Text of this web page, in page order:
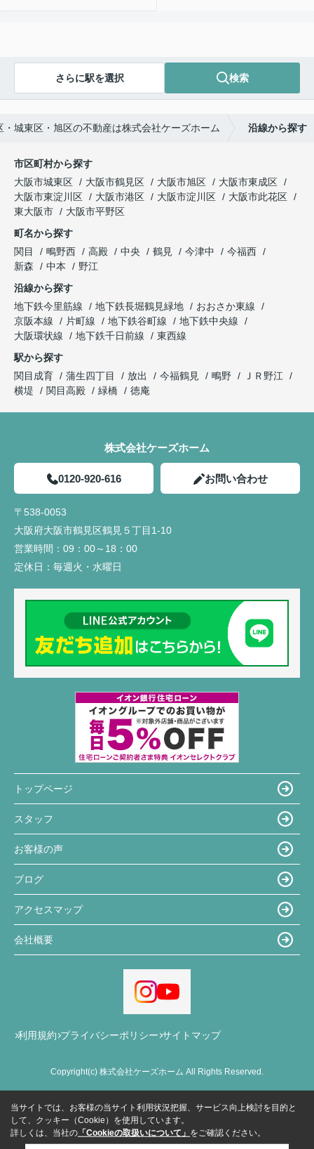
さらに駅を選択 検索
・城東区・旭区の不動産は株式会社ケーズホーム 沿線から探す
市区町村から探す
大阪市城東区
大阪市鶴見区 大阪市旭区
大阪市東成区
大阪市東淀川区
大阪市港区 大阪市淀川区
大阪市此花区
東大阪市
大阪市平野区
町名から探す
関目
鴫野西 高殿 中央 鶴見 今津中
今福西
新森
中本
野江
沿線から探す
地下鉄今里筋線
地下鉄長堀鶴見緑地
おおさか東線
京阪本線
片町線 地下鉄谷町線
地下鉄中央線
大阪環状線
地下鉄千日前線
東西線
駅から探す
関目成育
蒲生四丁目 放出 今福鶴見 鴫野
ＪＲ野江
横堤
関目高殿 緑橋 徳庵
株式会社ケーズホーム
0120-920-616 お問い合わせ
〒538-0053
大阪府大阪市鶴見区鶴見５丁目1-10
営業時間： 09：00～18：00
定休日： 毎週火・水曜日
トップページ
スタッフ
お客様の声
ブログ
アクセスマップ
会社概要
利用規約 プライバシーポリシー サイトマップ
Copyright(c) 株式会社ケーズホーム All Rights Reserved.
当サイトでは、お客様の当サイト利用状況把握、サービス向上検討を目的と
して、クッキー（Cookie）を使用しています。
詳しくは、当社の 「Cookieの取扱いについて」 をご確認ください。